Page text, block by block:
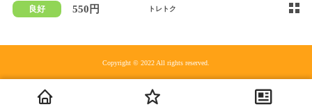
良好 550円 トレトク
Copyright © 2022 All rights reserved.